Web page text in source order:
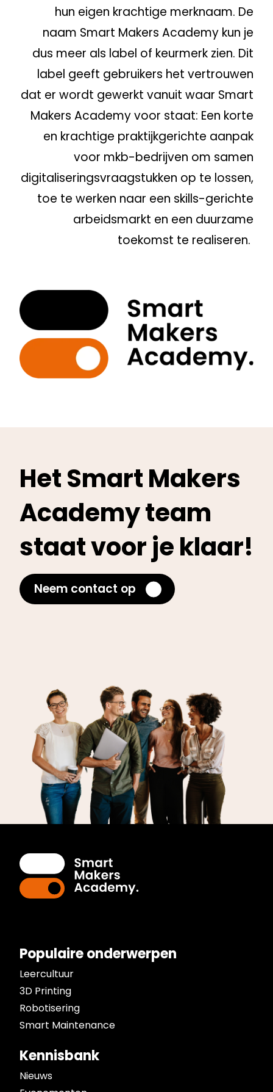
hun eigen krachtige merknaam. De
naam Smart Makers Academy kun je
dus meer als label of keurmerk zien. Dit
label geeft gebruikers het vertrouwen
dat er wordt gewerkt vanuit waar Smart
Makers Academy voor staat: Een korte
en krachtige praktijkgerichte aanpak
voor mkb-bedrijven om samen
digitaliseringsvraagstukken op te lossen,
toe te werken naar een skills-gerichte
arbeidsmarkt en een duurzame
toekomst te realiseren.
Het Smart Makers
Academy team
staat voor je klaar!
Neem contact op
Populaire onderwerpen
Leercultuur
3D Printing
Robotisering
Smart Maintenance
Kennisbank
Nieuws